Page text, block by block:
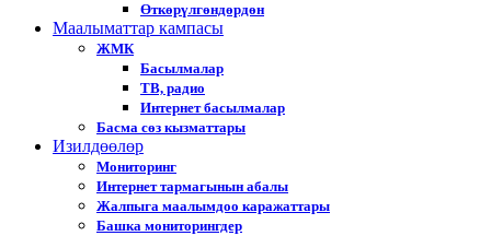
Өткөрүлгөндөрдөн
Маалыматтар кампасы
ЖМК
Басылмалар
ТВ, радио
Интернет басылмалар
Басма сөз кызматтары
Изилдөөлөр
Мониторинг
Интернет тармагынын абалы
Жалпыга маалымдоо каражаттары
Башка мониторингдер